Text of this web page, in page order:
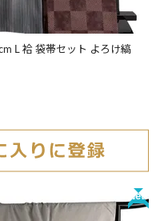
L 袷 袋帯セット よろけ縞
New